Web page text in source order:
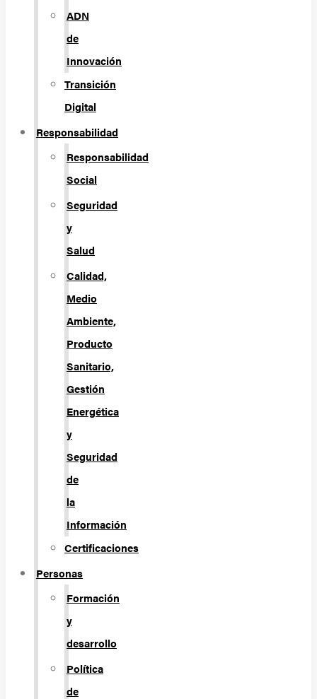
ADN
de
Innovación
Transición
Digital
Responsabilidad
Responsabilidad
Social
Seguridad
y
Salud
Calidad,
Medio
Ambiente,
Producto
Sanitario,
Gestión
Energética
y
Seguridad
de
la
Información
Certificaciones
Personas
Formación
y
desarrollo
Política
de